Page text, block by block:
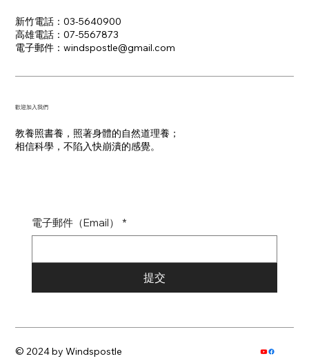
新竹電話：03-5640900
高雄電話：07-5567873
電子郵件：​windspostle@gmail.com
​歡迎加入我們
教養照書養，照著身體的自然道理養；
​相信科學，不陷入快崩潰的感覺。
電子郵件（Email） *
提交
© 2024 by Windspostle